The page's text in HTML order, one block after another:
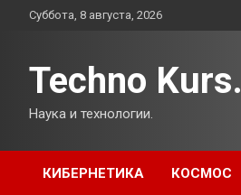
ПерейтиСуббота, 8 августа, 2026
Techno Kurs.
Наука и технологии.
КИБЕРНЕТИКА КОСМОС